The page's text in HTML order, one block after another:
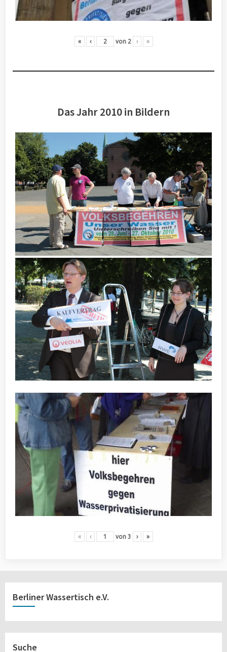
« ‹ von 2 › »
Das Jahr 2010 in Bildern
« ‹ von 3 › »
Berliner Wassertisch e.V.
Suche